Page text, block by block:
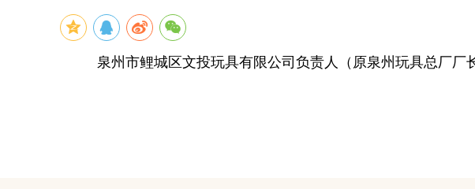
泉州市鲤城区文投玩具有限公司负责人（原泉州玩具总厂厂